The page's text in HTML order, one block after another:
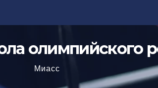
олимпийского
Миасс